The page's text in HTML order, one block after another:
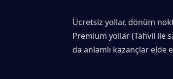
Ücretsiz yollar, dönüm
Premium yollar (Tahvil ile
da anlamlı kazançlar elde